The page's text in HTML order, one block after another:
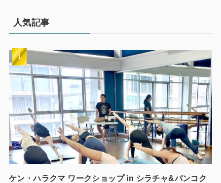
人気記事
ケン・ハラクマ ワークショップ in シラチャ&バンコク